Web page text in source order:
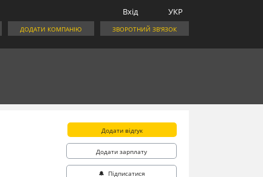
УКР
Вхід
ЗВОРОТНИЙ ЗВ'ЯЗОК
ДОДАТИ КОМПАНІЮ
Додати відгук
Додати зарплату
🔔 Підписатися